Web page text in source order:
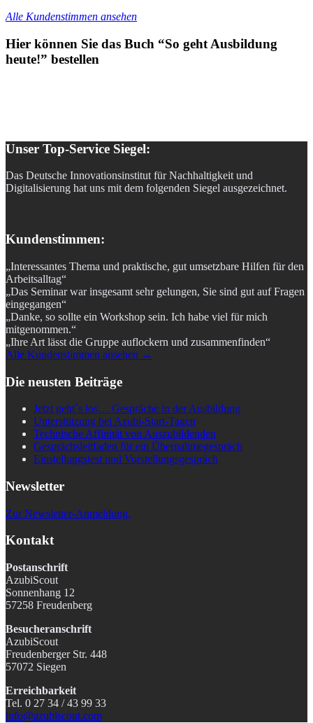
Alle Kundenstimmen ansehen
Hier können Sie das Buch “So geht Ausbildung
heute!” bestellen
Unser Top-Service Siegel:
Das Deutsche Innovationsinstitut für Nachhaltigkeit und
Digitalisierung hat uns mit dem folgenden Siegel ausgezeichnet.
Kundenstimmen:
„Interessantes Thema und praktische, gut umsetzbare Hilfen für den
Arbeitsalltag“
„Das Seminar war insgesamt sehr gelungen, Sie sind gut auf Fragen
eingegangen“
„Danke, so sollte ein Workshop sein. Ich habe viel für mich
mitgenommen.“
„Ihre Art lässt die Gruppe auflockern und zusammenfinden“
Alle Kundenstimmen ansehen →
Die neusten Beiträge
Jetzt geht´s los… Gespräche in der Ausbildung
Unterstützung bei Azubi-Start-Tagen
Technische Affinität von Auszubildenden
Gesprächsleitfaden für ein Übernahmegespräch
Einstellungstest und Vorstellungsgespräch
Newsletter
Zur Newsletter-Anmeldung.
Kontakt
Postanschrift
AzubiScout
Sonnenhang 12
57258 Freudenberg
Besucheranschrift
AzubiScout
Freudenberger Str. 448
57072 Siegen
Erreichbarkeit
Tel. 0 27 34 / 43 99 33
info@azubiscout.com